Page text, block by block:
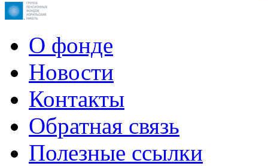
О фонде
Новости
Контакты
Обратная связь
Полезные ссылки